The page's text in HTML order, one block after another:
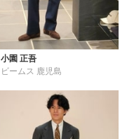
小園 正吾
ビームス 鹿児島